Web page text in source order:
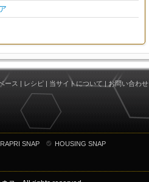
ース | レシピ | 当サイトについて | お問い合わせ
SNAP
HOUSING SNAP